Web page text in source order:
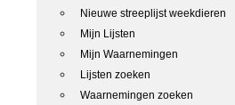
Nieuwe streeplijst weekdieren
Mijn Lijsten
Mijn Waarnemingen
Lijsten zoeken
Waarnemingen zoeken